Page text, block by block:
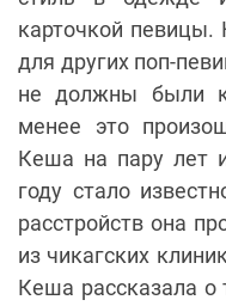
карточкой
для других поп-
не должны были
менее это
Кеша на пару лет
году стало
расстройств она
из чикагских
Кеша рассказала о